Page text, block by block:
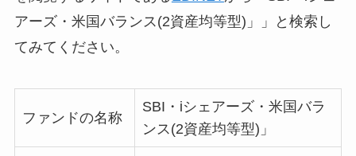
アーズ・米国バランス(2資産均等型)」」と検索し
てみてください。
ファンドの名称
SBI・iシェアーズ・米国バラ
ンス(2資産均等型)」